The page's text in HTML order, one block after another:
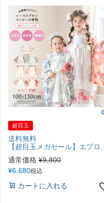
超目玉
送料無料
【超目玉メガセール】エプロン着物ワンピース 和装 3才 7才 女の子 七五三 お正月 ひな祭り 写真撮影 大正レトロ 被布 エプロン被布 洗える着物 背中ファスナー 簡単着付け TAK キャサリンコテージ
通常価格 ¥9,800
¥6,680税込
カートに入れる